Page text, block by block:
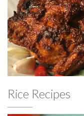
Rice Recipes